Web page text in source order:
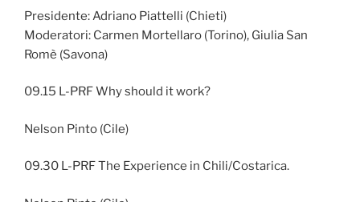
Presidente: Adriano Piattelli (Chieti)
Moderatori: Carmen Mortellaro (Torino), Giulia San
Romè (Savona)
09.15 L-PRF Why should it work?
Nelson Pinto (Cile)
09.30 L-PRF The Experience in Chili/Costarica.